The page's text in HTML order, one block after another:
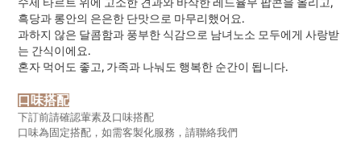
수제 타르트 위에 고소한 견과와 바삭한 레드율무 팝콘을 올리고,
흑당과 롱안의 은은한 단맛으로 마무리했어요.
과하지 않은 달콤함과 풍부한 식감으로 남녀노소 모두에게 사랑받
는 간식이에요.
혼자 먹어도 좋고, 가족과 나눠도 행복한 순간이 됩니다.
口味搭配
下訂前請確認葷素及口味搭配
口味為固定搭配，如需客製化服務，請聯絡我們